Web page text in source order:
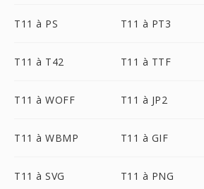
T11 à PS T11 à PT3
T11 à T42 T11 à TTF
T11 à WOFF T11 à JP2
T11 à WBMP T11 à GIF
T11 à SVG T11 à PNG